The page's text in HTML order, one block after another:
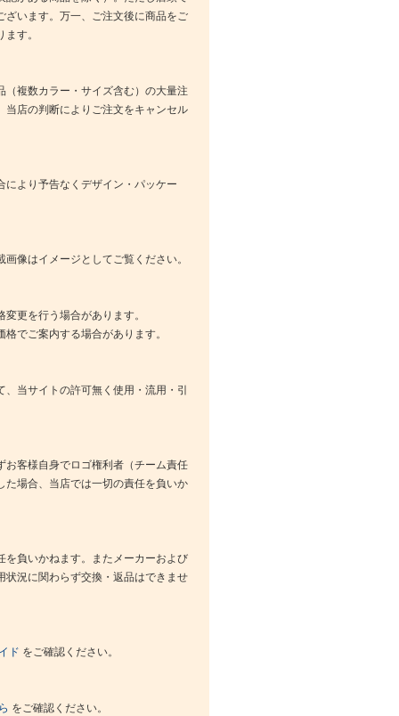
ざいます。万一、ご注文後に商品をご
す。
複数カラー・サイズ含む）の大量注
店の判断によりご注文をキャンセル
より予告なくデザイン・パッケー
像はイメージとしてご覧ください。
更を行う場合があります。
でご案内する場合があります。
当サイトの許可無く使用・流用・引
客様自身でロゴ権利者（チーム責任
場合、当店では一切の責任を負いか
負いかねます。またメーカーおよび
状況に関わらず交換・返品はできませ
ド をご確認ください。
をご確認ください。